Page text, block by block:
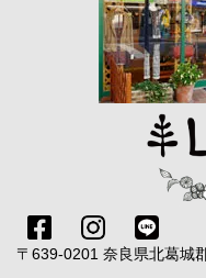
〒639-0201 奈良県北葛城